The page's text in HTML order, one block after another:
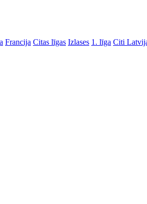
Francija Citas līgas Izlases 1. līga Citi